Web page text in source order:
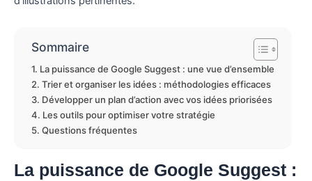
Sommaire
La puissance de Google Suggest : une vue d’ensemble
Trier et organiser les idées : méthodologies efficaces
Développer un plan d’action avec vos idées priorisées
Les outils pour optimiser votre stratégie
Questions fréquentes
La puissance de Google Suggest :